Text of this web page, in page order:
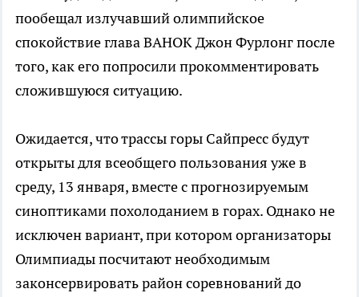
пообещал излучавший олимпийское
спокойствие глава ВАНОК Джон Фурлонг после
того, как его попросили прокомментировать
сложившуюся ситуацию.
Ожидается, что трассы горы Сайпресс будут
открыты для всеобщего пользования уже в
среду, 13 января, вместе с прогнозируемым
синоптиками похолоданием в горах. Однако не
исключен вариант, при котором организаторы
Олимпиады посчитают необходимым
законсервировать район соревнований до